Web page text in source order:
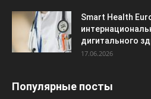
Smart Health
дигитального
17.06.2026
Популярные посты